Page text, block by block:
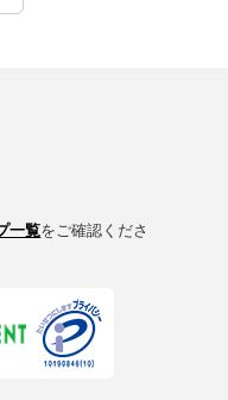
一覧をご確認くださ